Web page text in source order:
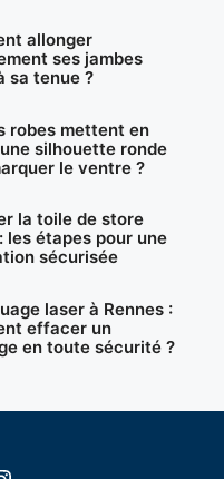
allonger
ses jambes
sa tenue ?
robes mettent en
silhouette ronde
le ventre ?
la toile de store
les étapes pour une
sécurisée
laser à Rennes :
effacer un
en toute sécurité ?